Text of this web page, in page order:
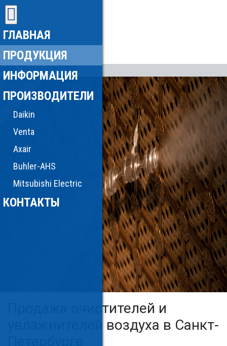
ГЛАВНАЯ
ПРОДУКЦИЯ
ИНФОРМАЦИЯ
ПРОИЗВОДИТЕЛИ
Daikin
Venta
Axair
Buhler-AHS
Mitsubishi Electric
КОНТАКТЫ
Продажа очистителей и
увлажнителей воздуха в Санкт-